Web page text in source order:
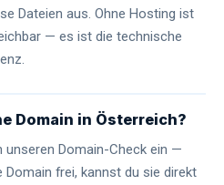
Dateien aus. Ohne Hosting ist
— es ist die technische
Domain in Österreich?
unseren Domain-Check ein —
Domain frei, kannst du sie direkt